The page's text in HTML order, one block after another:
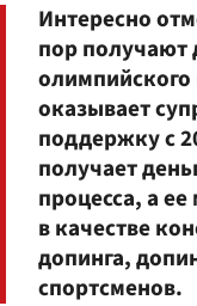
Интересно
пор получают
оказывает
поддержку с
получает
процесса, а
в качестве
допинга,
спортсменов.